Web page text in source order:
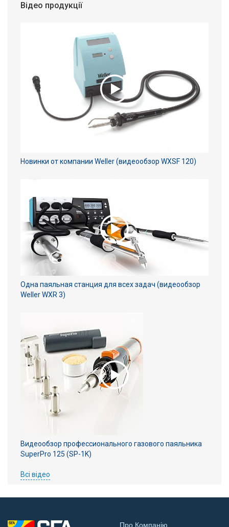
Відео продукції
Новинки от компании Weller (видеообзор WXSF 120)
Одна паяльная станция для всех задач (видеообзор
Weller WXR 3)
Видеообзор профессионального газового паяльника
SuperPro 125 (SP-1K)
Всі відео
Про Компанію